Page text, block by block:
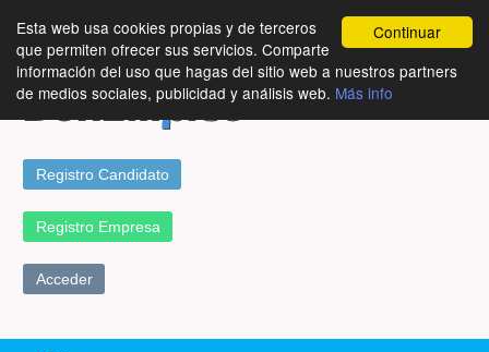
Continuar
Esta web usa cookies propias y de terceros
que permiten ofrecer sus servicios. Comparte
información del uso que hagas del sitio web a nuestros partners
de medios sociales, publicidad y análisis web. Más info
Registro Candidato
Registro Empresa
Acceder